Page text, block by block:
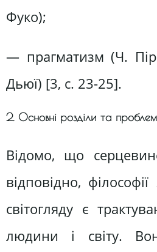
Фуко);
— прагматизм (Ч.
Дьюї) [3, c. 23-25].
2. Основні розділи та
Відомо, що
відповідно,
світогляду є
людини і світу.